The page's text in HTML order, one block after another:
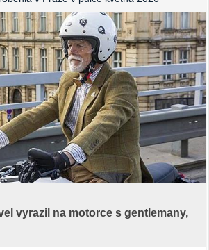
vyrazil na motorce s gentlemany,